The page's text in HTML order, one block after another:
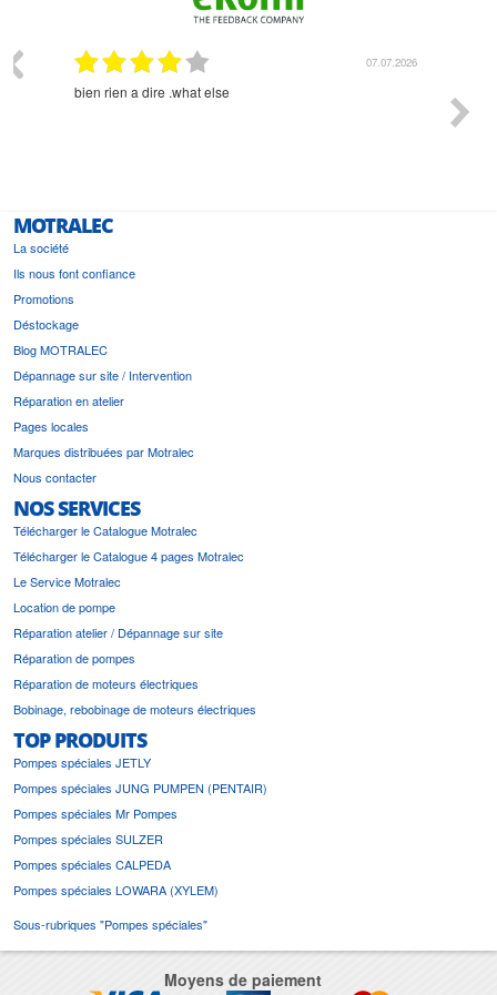
07.07.2026
bien rien a dire .what else
MOTRALEC
La société
Ils nous font confiance
Promotions
Déstockage
Blog MOTRALEC
Dépannage sur site / Intervention
Réparation en atelier
Pages locales
Marques distribuées par Motralec
Nous contacter
NOS SERVICES
Télécharger le Catalogue Motralec
Télécharger le Catalogue 4 pages Motralec
Le Service Motralec
Location de pompe
Réparation atelier / Dépannage sur site
Réparation de pompes
Réparation de moteurs électriques
Bobinage, rebobinage de moteurs électriques
TOP PRODUITS
Pompes spéciales JETLY
Pompes spéciales JUNG PUMPEN (PENTAIR)
Pompes spéciales Mr Pompes
Pompes spéciales SULZER
Pompes spéciales CALPEDA
Pompes spéciales LOWARA (XYLEM)
Sous-rubriques "Pompes spéciales"
Moyens de paiement